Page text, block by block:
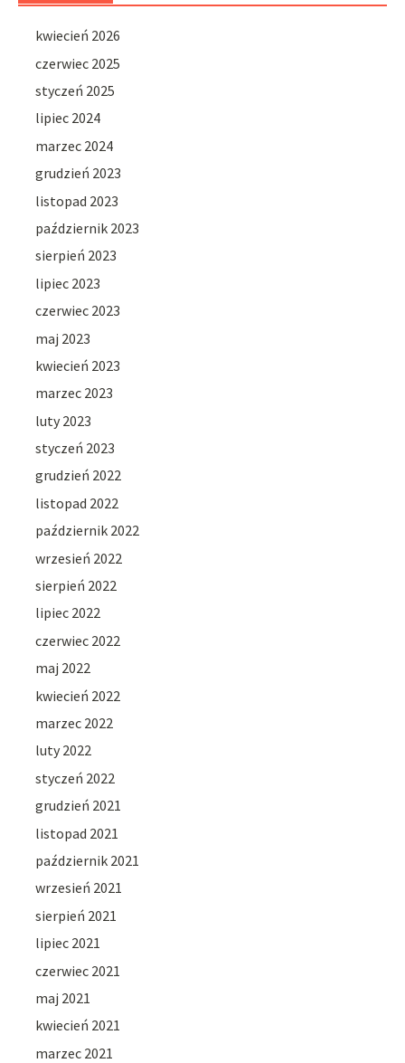
kwiecień 2026
czerwiec 2025
styczeń 2025
lipiec 2024
marzec 2024
grudzień 2023
listopad 2023
październik 2023
sierpień 2023
lipiec 2023
czerwiec 2023
maj 2023
kwiecień 2023
marzec 2023
luty 2023
styczeń 2023
grudzień 2022
listopad 2022
październik 2022
wrzesień 2022
sierpień 2022
lipiec 2022
czerwiec 2022
maj 2022
kwiecień 2022
marzec 2022
luty 2022
styczeń 2022
grudzień 2021
listopad 2021
październik 2021
wrzesień 2021
sierpień 2021
lipiec 2021
czerwiec 2021
maj 2021
kwiecień 2021
marzec 2021